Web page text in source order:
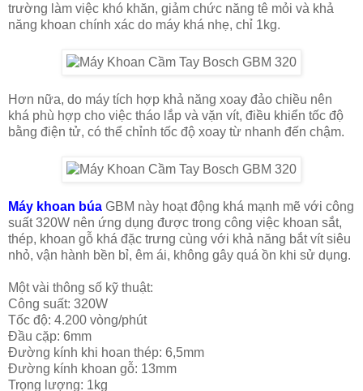
trường làm việc khó khăn, giảm chức năng tê mỏi và khả
năng khoan chính xác do máy khá nhẹ, chỉ 1kg.
Hơn nữa, do máy tích hợp khả năng xoay đảo chiều nên
khá phù hợp cho việc tháo lắp và vặn vít, điều khiển tốc độ
bằng điện tử, có thể chỉnh tốc độ xoay từ nhanh đến chậm.
Máy khoan búa GBM này hoạt động khá mạnh mẽ với công
suất 320W nên ứng dụng được trong công việc khoan sắt,
thép, khoan gỗ khá đặc trưng cùng với khả năng bắt vít siêu
nhỏ, vận hành bền bỉ, êm ái, không gây quá ồn khi sử dụng.
Một vài thông số kỹ thuật:
Công suất: 320W
Tốc độ: 4.200 vòng/phút
Đầu cặp: 6mm
Đường kính khi hoan thép: 6,5mm
Đường kính khoan gỗ: 13mm
Trọng lượng: 1kg